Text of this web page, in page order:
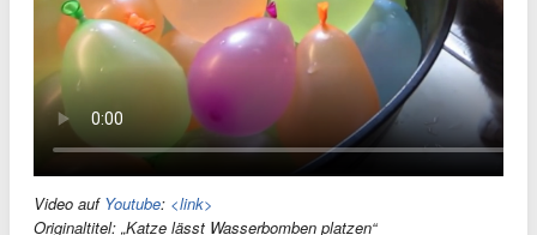
Video auf Youtube: <link>
Originaltitel: „Katze lässt Wasserbomben platzen“